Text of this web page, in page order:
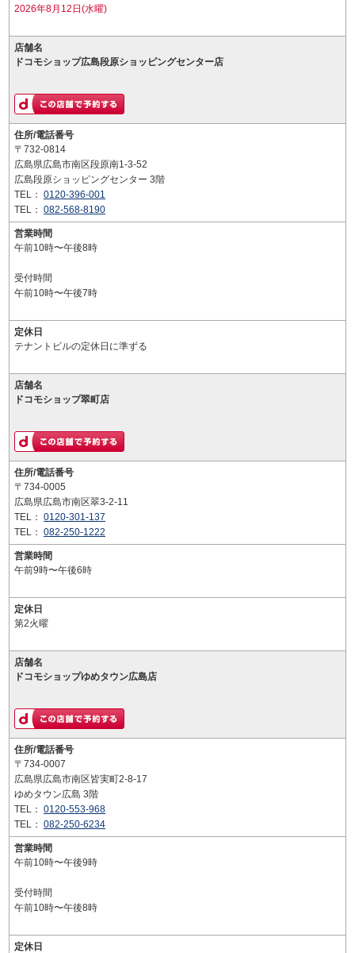
2026年8月12日(水曜)
店舗名
ドコモショップ広島段原ショッピングセンター店
住所/電話番号
〒732-0814
広島県広島市南区段原南1-3-52
広島段原ショッピングセンター 3階
TEL： 0120-396-001
TEL： 082-568-8190
営業時間
午前10時〜午後8時
受付時間
午前10時〜午後7時
定休日
テナントビルの定休日に準ずる
店舗名
ドコモショップ翠町店
住所/電話番号
〒734-0005
広島県広島市南区翠3-2-11
TEL： 0120-301-137
TEL： 082-250-1222
営業時間
午前9時〜午後6時
定休日
第2火曜
店舗名
ドコモショップゆめタウン広島店
住所/電話番号
〒734-0007
広島県広島市南区皆実町2-8-17
ゆめタウン広島 3階
TEL： 0120-553-968
TEL： 082-250-6234
営業時間
午前10時〜午後9時
受付時間
午前10時〜午後8時
定休日